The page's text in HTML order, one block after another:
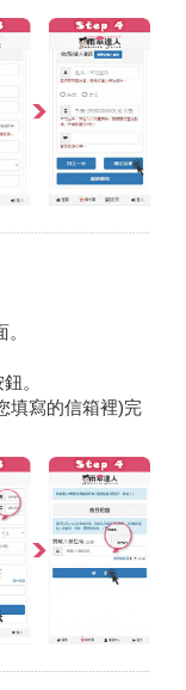
。
填寫的信箱裡)完